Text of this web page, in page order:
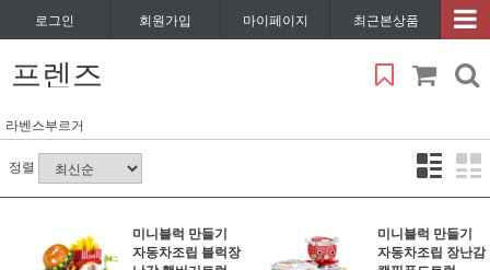
로그인 회원가입 마이페이지 최근본상품
프렌즈
라벤스부르거
정렬
미니블럭 만들기
자동차조립 블럭장
미니블럭 만들기
자동차조립 장난감